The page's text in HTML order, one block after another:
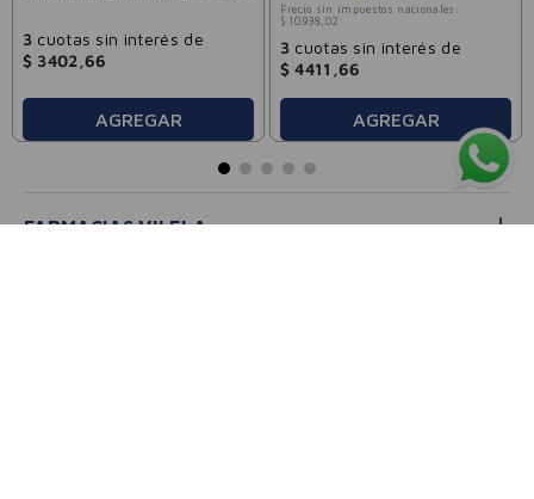
3cuotas sin interés de
$ 3402 66
AGREGAR
Precio sin impuestos nacionales:
$ 10.938 02
3cuotas sin interés de
$ 4411 66
AGREGAR
FARMACIAS VILELA